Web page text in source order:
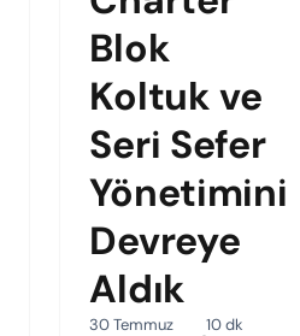
Blok
Koltuk ve
Seri Sefer
Yönetimini
Devreye
Aldık
30 Temmuz
10 dk